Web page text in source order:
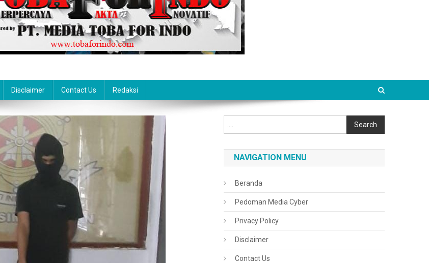
Disclaimer Contact Us Redaksi
Search
NAVIGATION MENU
Beranda
Pedoman Media Cyber
Privacy Policy
Disclaimer
Contact Us